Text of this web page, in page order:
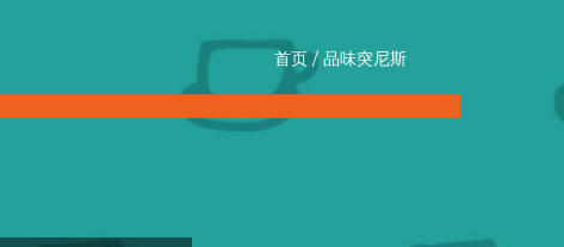
首页 / 品味突尼斯